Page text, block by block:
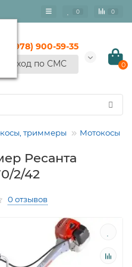
0 0
+7 (978) 900-59-35
Вход по СМС
0
триммеры Мотокосы
Ресанта
2/42
0 отзывов